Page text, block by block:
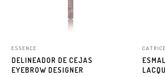
ESSENCE
DELINEADOR DE CEJAS
EYEBROW DESIGNER
CATRICE